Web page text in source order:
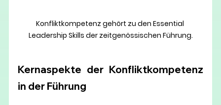
Konfliktkompetenz gehört zu den Essential
Leadership Skills der zeitgenössischen Führung.
Kernaspekte der Konfliktkompetenz
in der Führung